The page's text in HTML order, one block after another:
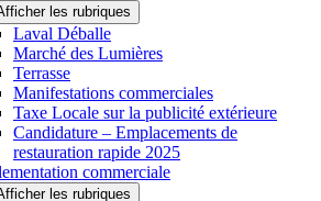
Laval Déballe
Marché des Lumières
Terrasse
Manifestations commerciales
Taxe Locale sur la publicité extérieure
Candidature – Emplacements de
restauration rapide 2025
commerciale